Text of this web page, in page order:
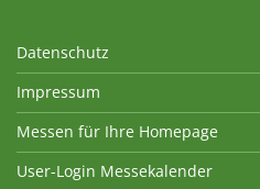
Datenschutz
Impressum
Messen für Ihre Homepage
User-Login Messekalender